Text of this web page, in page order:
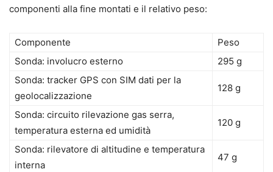
componenti alla fine montati e il relativo peso:
Componente
Peso
Sonda: involucro esterno
295 g
Sonda: tracker GPS con SIM dati per la
geolocalizzazione
128 g
Sonda: circuito rilevazione gas serra,
temperatura esterna ed umidità
120 g
Sonda: rilevatore di altitudine e temperatura
interna
47 g